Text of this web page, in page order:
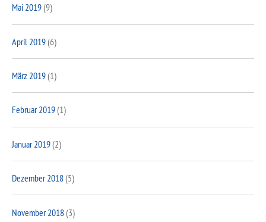
Mai 2019(9)
April 2019(6)
März 2019(1)
Februar 2019(1)
Januar 2019(2)
Dezember 2018(5)
November 2018(3)